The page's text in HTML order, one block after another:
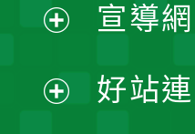
開
宣導
好站